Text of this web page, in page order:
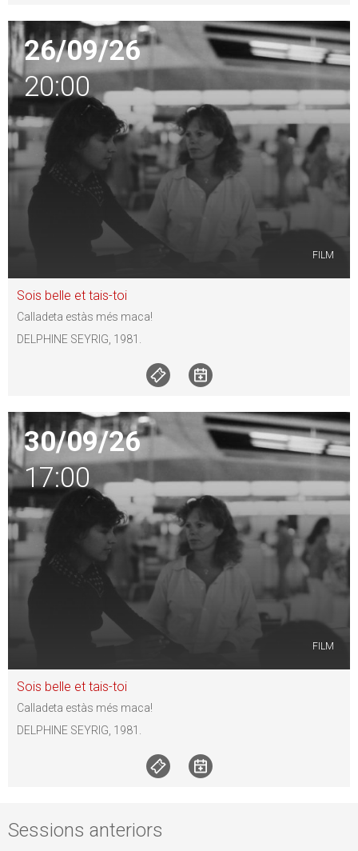
26/09/26
20:00
FILM
Sois belle et tais-toi
Calladeta estàs més maca!
DELPHINE SEYRIG, 1981.
30/09/26
17:00
FILM
Sois belle et tais-toi
Calladeta estàs més maca!
DELPHINE SEYRIG, 1981.
Sessions anteriors